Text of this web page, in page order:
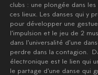
clubs : une plongée dans
ces lieux. Les danses qui y
pour développer une
l’impulsion et le jeu de 2
dans l’universalité d’une
perdre dans la contagion.
électronique est le lien qui
le partage d’une danse qui